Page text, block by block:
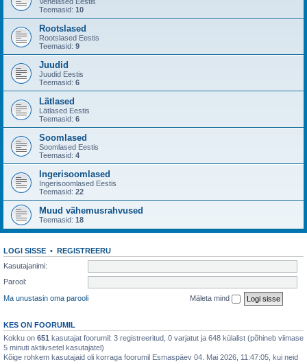
Teemasid: 10
Rootslased
Rootslased Eestis
Teemasid: 9
Juudid
Juudid Eestis
Teemasid: 6
Lätlased
Lätlased Eestis
Teemasid: 6
Soomlased
Soomlased Eestis
Teemasid: 4
Ingerisoomlased
Ingerisoomlased Eestis
Teemasid: 22
Muud vähemusrahvused
Teemasid: 18
LOGI SISSE • REGISTREERU
Kasutajanimi:
Parool:
Ma unustasin oma parooli
Mäleta mind
KES ON FOORUMIL
Kokku on 651 kasutajat foorumil: 3 registreeritud, 0 varjatut ja 648 külalist (põhineb viimase
5 minuti aktiivsetel kasutajatel)
Kõige rohkem kasutajaid oli korraga foorumil Esmaspäev 04. Mai 2026, 11:47:05, kui neid